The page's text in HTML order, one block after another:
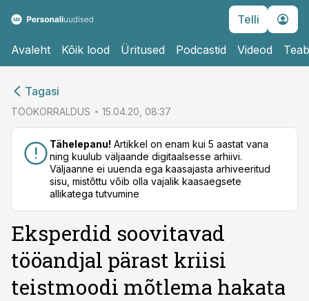
Telli
Avaleht Kõik lood Üritused Podcastid Videod
Tagasi
TÖÖKORRALDUS 15.04.20, 08:37
Tähelepanu! Artikkel on enam kui 5 aastat vana
ning kuulub väljaande digitaalsesse arhiivi.
Väljaanne ei uuenda ega kaasajasta arhiveeritud
sisu, mistõttu võib olla vajalik kaasaegsete
allikatega tutvumine
Eksperdid soovitavad
tööandjal pärast kriisi
teistmoodi mõtlema hakata